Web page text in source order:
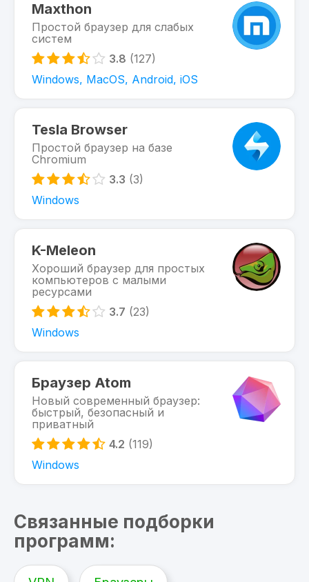
Maxthon
Простой браузер для слабых
систем
3.8 (127)
Windows, MacOS, Android, iOS
Tesla Browser
Простой браузер на базе
Chromium
3.3 (3)
Windows
K-Meleon
Хороший браузер для простых
компьютеров с малыми
ресурсами
3.7 (23)
Windows
Браузер Atom
Новый современный браузер:
быстрый, безопасный и
приватный
4.2 (119)
Windows
Связанные подборки
программ: